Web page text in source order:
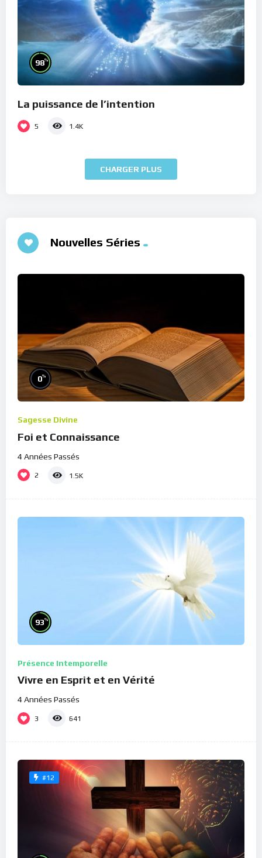
98%
La puissance de l’intention
5 1.4K
CHARGER PLUS
Nouvelles Séries
0%
Sagesse Divine
Foi et Connaissance
4 Années Passés
2 1.5K
93%
Présence Intemporelle
Vivre en Esprit et en Vérité
4 Années Passés
3 641
#12